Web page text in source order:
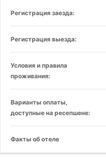
Регистрация заезда:
Регистрация выезда:
Условия и правила
проживания:
Варианты оплаты,
доступные на ресепшене:
Факты об отеле